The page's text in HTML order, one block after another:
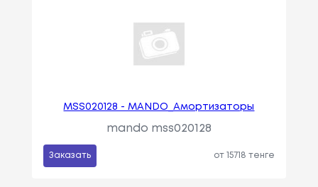
MSS020128 - MANDO_Амортизаторы
mando mss020128
Заказать от 15718 тенге